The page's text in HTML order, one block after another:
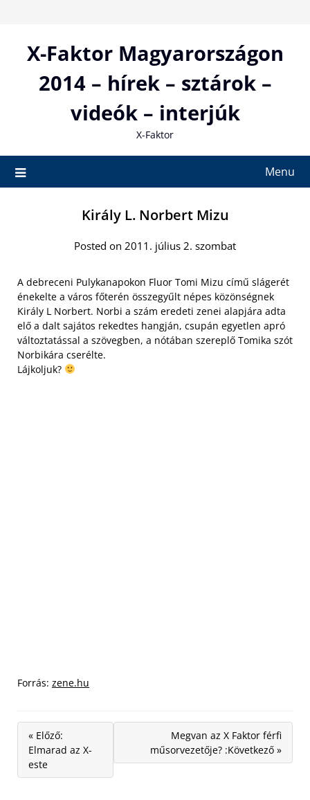
contentX-Faktor Magyarországon
2014 – hírek – sztárok –
videók – interjúk
X-Faktor
Menu
Király L. Norbert Mizu
Posted on 2011. július 2. szombat
A debreceni Pulykanapokon Fluor Tomi Mizu című slágerét
énekelte a város főterén összegyűlt népes közönségnek
Király L Norbert. Norbi a szám eredeti zenei alapjára adta
elő a dalt sajátos rekedtes hangján, csupán egyetlen apró
változtatással a szövegben, a nótában szereplő Tomika szót
Norbikára cserélte.
Lájkoljuk?
Forrás: zene.hu
« Előző:
Elmarad az X-
este
Megvan az X Faktor férfi
műsorvezetője? :Következő »